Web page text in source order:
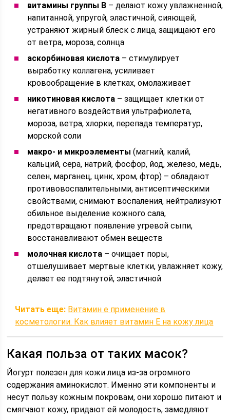
витамины группы В – делают кожу увлажненной,
напитанной, упругой, эластичной, сияющей,
устраняют жирный блеск с лица, защищают его
от ветра, мороза, солнца
аскорбиновая кислота – стимулирует
выработку коллагена, усиливает
кровообращение в клетках, омолаживает
никотиновая кислота – защищает клетки от
негативного воздействия ультрафиолета,
мороза, ветра, хлорки, перепада температур,
морской соли
макро- и микроэлементы (магний, калий,
кальций, сера, натрий, фосфор, йод, железо, медь,
селен, марганец, цинк, хром, фтор) – обладают
противовоспалительными, антисептическими
свойствами, снимают воспаления, нейтрализуют
обильное выделение кожного сала,
предотвращают появление угревой сыпи,
восстанавливают обмен веществ
молочная кислота – очищает поры,
отшелушивает мертвые клетки, увлажняет кожу,
делает ее подтянутой, эластичной
Читать еще: Витамин е применение в
косметологии. Как влияет витамин E на кожу лица
Какая польза от таких масок?
Йогурт полезен для кожи лица из-за огромного
содержания аминокислот. Именно эти компоненты и
несут пользу кожным покровам, они хорошо питают и
смягчают кожу, придают ей молодость, замедляют